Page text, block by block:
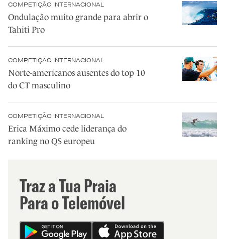
COMPETIÇÃO INTERNACIONAL
Ondulação muito grande para abrir o
Tahiti Pro
COMPETIÇÃO INTERNACIONAL
Norte-americanos ausentes do top 10
do CT masculino
COMPETIÇÃO INTERNACIONAL
Erica Máximo cede liderança do
ranking no QS europeu
Traz a Tua Praia
Para o Telemóvel